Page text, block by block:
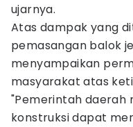
ujarnya.
Atas dampak yang
pemasangan balok
menyampaikan
masyarakat atas
"Pemerintah daerah
konstruksi dapat